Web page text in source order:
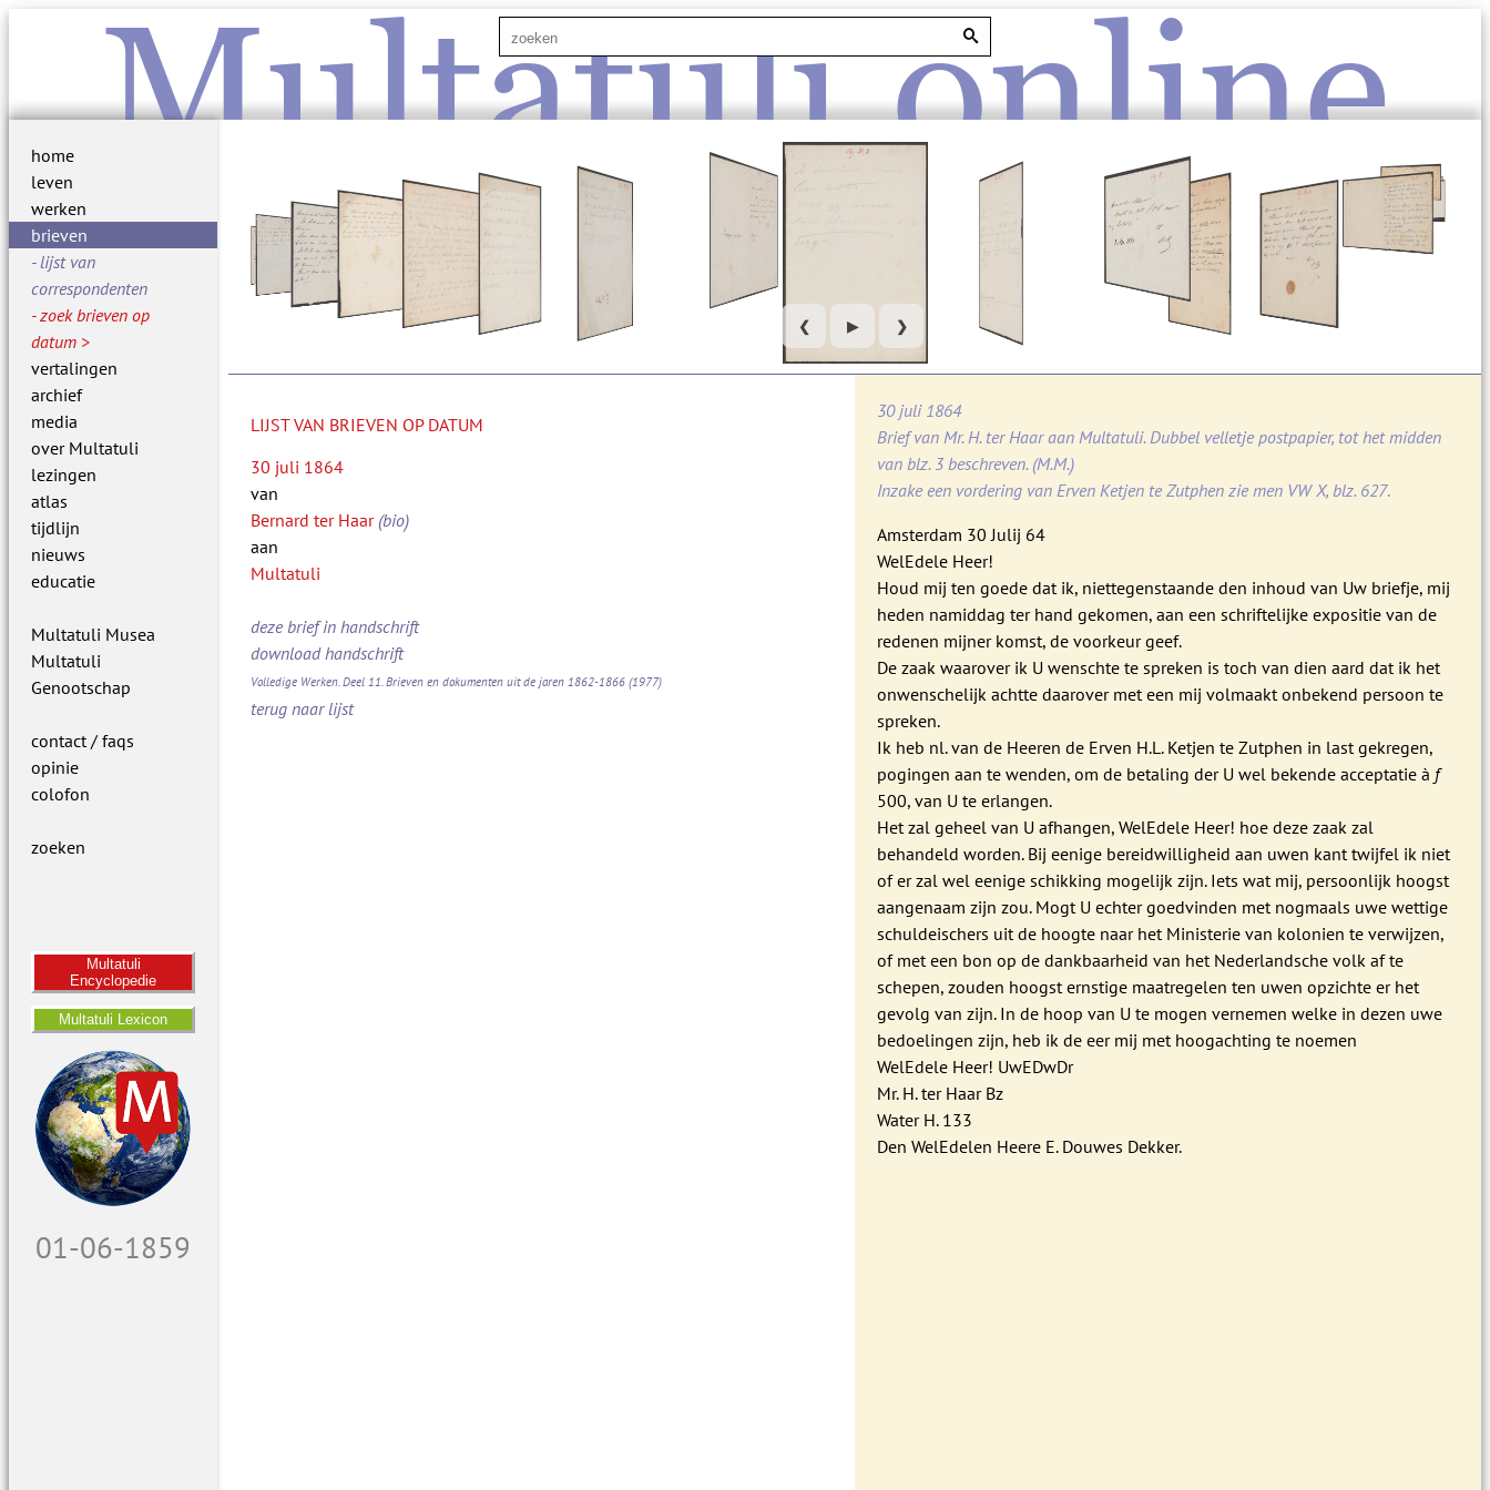
Multatuli.online
home
leven
werken
brieven
lijst van
correspondenten
zoek brieven op
datum
vertalingen
archief
media
over Multatuli
lezingen
atlas
tijdlijn
nieuws
educatie
Multatuli Musea
Multatuli
Genootschap
contact / faqs
opinie
colofon
zoeken
Multatuli
Encyclopedie
Multatuli Lexicon
01-06-1859
❮ ▶ ❯
LIJST VAN BRIEVEN OP DATUM
30 juli 1864
van
Bernard ter Haar (bio)
aan
Multatuli
deze brief in handschrift
download handschrift
Volledige Werken. Deel 11. Brieven en dokumenten uit de jaren 1862-1866 (1977)
terug naar lijst
30 juli 1864
Brief van Mr. H. ter Haar aan Multatuli. Dubbel velletje postpapier, tot het midden
van blz. 3 beschreven. (M.M.)
Inzake een vordering van Erven Ketjen te Zutphen zie men VW X, blz. 627.
Amsterdam 30 Julij 64
WelEdele Heer!
Houd mij ten goede dat ik, niettegenstaande den inhoud van Uw briefje, mij
heden namiddag ter hand gekomen, aan een schriftelijke expositie van de
redenen mijner komst, de voorkeur geef.
De zaak waarover ik U wenschte te spreken is toch van dien aard dat ik het
onwenschelijk achtte daarover met een mij volmaakt onbekend persoon te
spreken.
Ik heb nl. van de Heeren de Erven H.L. Ketjen te Zutphen in last gekregen,
pogingen aan te wenden, om de betaling der U wel bekende acceptatie à f
500, van U te erlangen.
Het zal geheel van U afhangen, WelEdele Heer! hoe deze zaak zal
behandeld worden. Bij eenige bereidwilligheid aan uwen kant twijfel ik niet
of er zal wel eenige schikking mogelijk zijn. Iets wat mij, persoonlijk hoogst
aangenaam zijn zou. Mogt U echter goedvinden met nogmaals uwe wettige
schuldeischers uit de hoogte naar het Ministerie van kolonien te verwijzen,
of met een bon op de dankbaarheid van het Nederlandsche volk af te
schepen, zouden hoogst ernstige maatregelen ten uwen opzichte er het
gevolg van zijn. In de hoop van U te mogen vernemen welke in dezen uwe
bedoelingen zijn, heb ik de eer mij met hoogachting te noemen
WelEdele Heer! UwEDwDr
Mr. H. ter Haar Bz
Water H. 133
Den WelEdelen Heere E. Douwes Dekker.